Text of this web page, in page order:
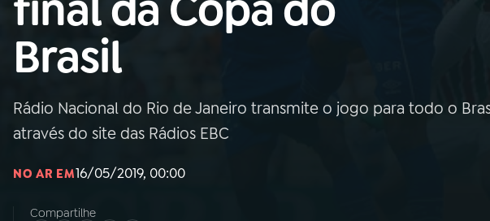
03 PROGRAMAÇÃO
04PROGRAMAS
06VIDEOCASTS
Brasil
Rádio Nacional do Rio de Janeiro transmite o jogo para todo o
através do site das Rádios EBC
NO AR EM16/05/2019, 00:00
Compartilhe